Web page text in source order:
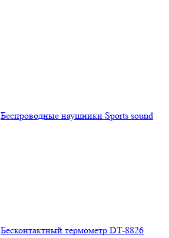
Беспроводные наушники Sports sound
Бесконтактный термометр DT-8826